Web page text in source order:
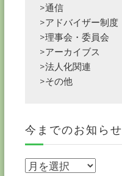
>通信
>アドバイザー制度
>理事会・委員会
>アーカイブス
>法人化関連
>その他
今までのお知らせ
今